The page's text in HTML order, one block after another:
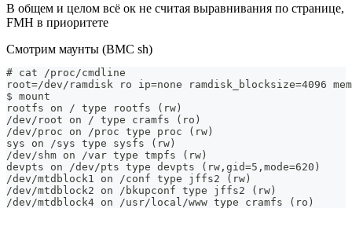
В общем и целом всё ок не считая выравнивания по странице,
FMH в приоритете
Смотрим маунты (BMC sh)
# cat /proc/cmdline
root=/dev/ramdisk ro ip=none ramdisk_blocksize=4096
$ mount
rootfs on / type rootfs (rw)
/dev/root on / type cramfs (ro)
/dev/proc on /proc type proc (rw)
sys on /sys type sysfs (rw)
/dev/shm on /var type tmpfs (rw)
devpts on /dev/pts type devpts (rw,gid=5,mode=620)
/dev/mtdblock1 on /conf type jffs2 (rw)
/dev/mtdblock2 on /bkupconf type jffs2 (rw)
/dev/mtdblock4 on /usr/local/www type cramfs (ro)